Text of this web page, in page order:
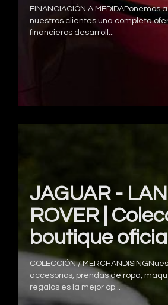
FINANCIACIÓN A MEDIDAPonemos
nuestros clientes una completa
financieros desarroll...
JAGUAR -
ROVER |
boutique oficial
COLECCIÓN /
accesorios, prendas de ropa,
regalos es la mejor op...